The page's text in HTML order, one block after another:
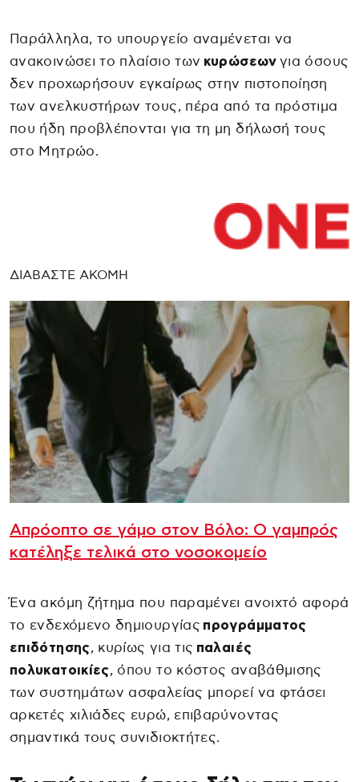
Παράλληλα, το υπουργείο αναμένεται να
ανακοινώσει το πλαίσιο των κυρώσεων για όσους
δεν προχωρήσουν εγκαίρως στην πιστοποίηση
των ανελκυστήρων τους, πέρα από τα πρόστιμα
που ήδη προβλέπονται για τη μη δήλωσή τους
στο Μητρώο.
ΔΙΑΒΑΣΤΕ ΑΚΟΜΗ
Απρόοπτο σε γάμο στον Βόλο: Ο γαμπρός
κατέληξε τελικά στο νοσοκομείο
Ένα ακόμη ζήτημα που παραμένει ανοιχτό αφορά
το ενδεχόμενο δημιουργίας προγράμματος
επιδότησης, κυρίως για τις παλαιές
πολυκατοικίες, όπου το κόστος αναβάθμισης
των συστημάτων ασφαλείας μπορεί να φτάσει
αρκετές χιλιάδες ευρώ, επιβαρύνοντας
σημαντικά τους συνιδιοκτήτες.